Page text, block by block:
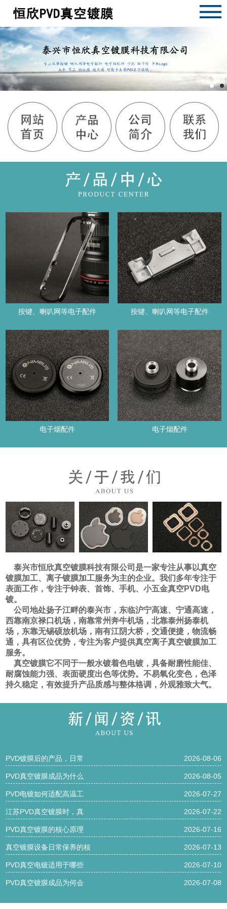
按键、喇叭网等电子配件 按键、喇叭网等电子配件
电子烟配件 电子烟配件
泰兴市恒欣真空镀膜科技有限公司是一家专注从事以真空
镀膜加工、离子镀膜加工服务为主的企业。我们多年专注于
表面工作，专注于钟表、首饰、手机、小五金真空PVD电
镀。
公司地处扬子江畔的泰兴市，东临沪宁高速、宁通高速，
西靠南京禄口机场，南靠常州奔牛机场，北靠泰州扬泰机
场，东靠无锡硕放机场，南有江阴大桥，交通便捷，物流畅
通，具有区位优势，专注为客户提供真空离子真空镀膜加工
服务。
真空镀膜它不同于一般水镀着色电镀，具备耐磨性能佳、
耐腐蚀能力强、表面硬度出色等优势。不易氧化变色，色泽
持久稳定，有效提升产品质感与整体格调，外观雅致大气。
PVD镀膜后的产品，日常 2026-08-06
PVD真空镀膜成品为什么 2026-08-05
PVD电镀如何适配高温工 2026-07-27
江苏PVD真空镀膜时，真 2026-07-22
PVD真空镀膜的核心原理 2026-07-16
真空镀膜设备日常保养的核 2026-07-13
PVD真空电镀适用于哪些 2026-07-10
PVD真空镀膜成品为何会 2026-07-08